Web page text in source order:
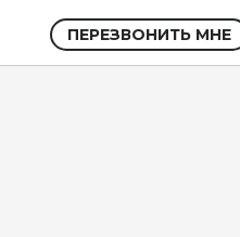
ПЕРЕЗВОНИТЬ МНЕ